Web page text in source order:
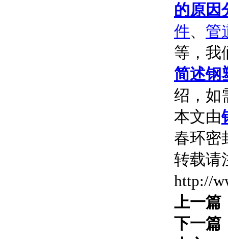
的原因
件、 管
等，我
简述钢
绍，如
本文由
春环密
转载请
http://
上一篇
下一篇